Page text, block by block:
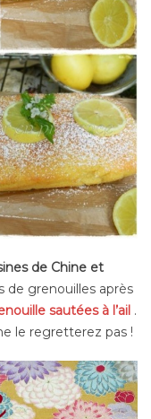
de Chine et
de grenouilles après
sautées à l’ail .
le regretterez pas !